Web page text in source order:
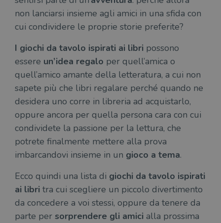
non lanciarsi insieme agli amici in una sfida con
cui condividere le proprie storie preferite?
I giochi da tavolo ispirati ai libri possono
essere un’idea regalo per quell’amica o
quell’amico amante della letteratura, a cui non
sapete più che libri regalare perché quando ne
desidera uno corre in libreria ad acquistarlo,
oppure ancora per quella persona cara con cui
condividete la passione per la lettura, che
potrete finalmente mettere alla prova
imbarcandovi insieme in un gioco a tema.
Ecco quindi una lista di giochi da tavolo ispirati
ai libri tra cui scegliere un piccolo divertimento
da concedere a voi stessi, oppure da tenere da
parte per sorprendere gli amici alla prossima